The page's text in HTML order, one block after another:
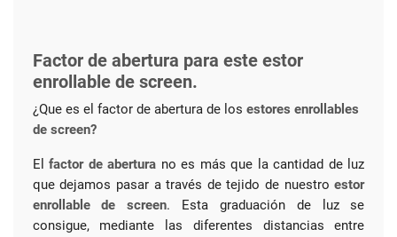
Factor de abertura para este estor
enrollable de screen.
¿Que es el factor de abertura de los estores enrollables
de screen?
Elfactor de abertura no es más que la cantidad de luz
que dejamos pasar a través de tejido de nuestroestor
enrollable de screen. Esta graduación de luz se
consigue, mediante las diferentes distancias entre